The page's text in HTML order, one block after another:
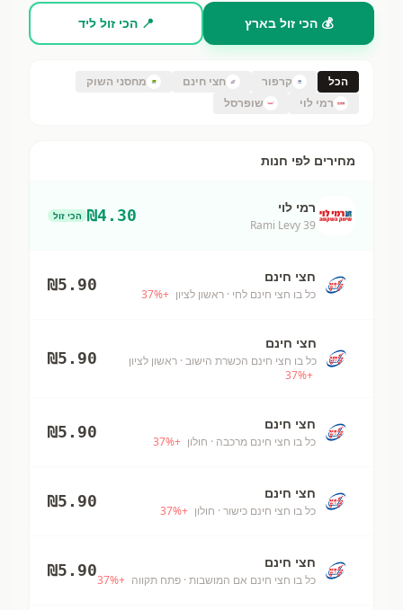
💰 הכי זול בארץ 📍 הכי זול ליד
הכל קרפור חצי חינם
מחסני השוק
רמי לוי
שופרסל
מחירים לפי חנות
רמי לוי
Rami Levy 39
₪4.30 הכי זול
חצי חינם
כל בו חצי חינם לחי · ראשון לציון +
37%
₪5.90
חצי חינם
כל בו חצי חינם הכשרת הישוב · ראשון לציון
+
37%
₪5.90
חצי חינם
כל בו חצי חינם מרכבה · חולון +
37%
₪5.90
חצי חינם
כל בו חצי חינם כישור · חולון +
37%
₪5.90
חצי חינם
כל בו חצי חינם אם המושבות · פתח תקווה +
37%
₪5.90